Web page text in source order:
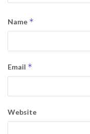
Name *
Email *
Website